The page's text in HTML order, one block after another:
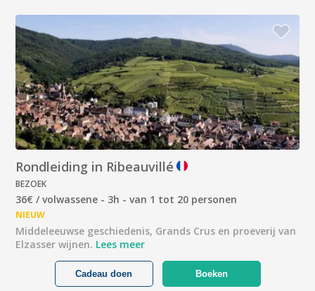
Rondleiding in Ribeauvillé
BEZOEK
36€ / volwassene - 3h - van 1 tot 20 personen
NIEUW
Middeleeuwse geschiedenis, Grands Crus en proeverij van
Elzasser wijnen. Lees meer
Boeken
Cadeau doen